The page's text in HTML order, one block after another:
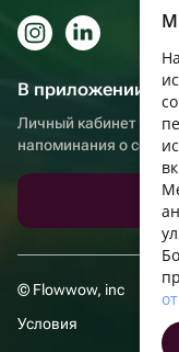
В приложении
Личный кабинет
напоминания о
© Flowwow, inc
Условия